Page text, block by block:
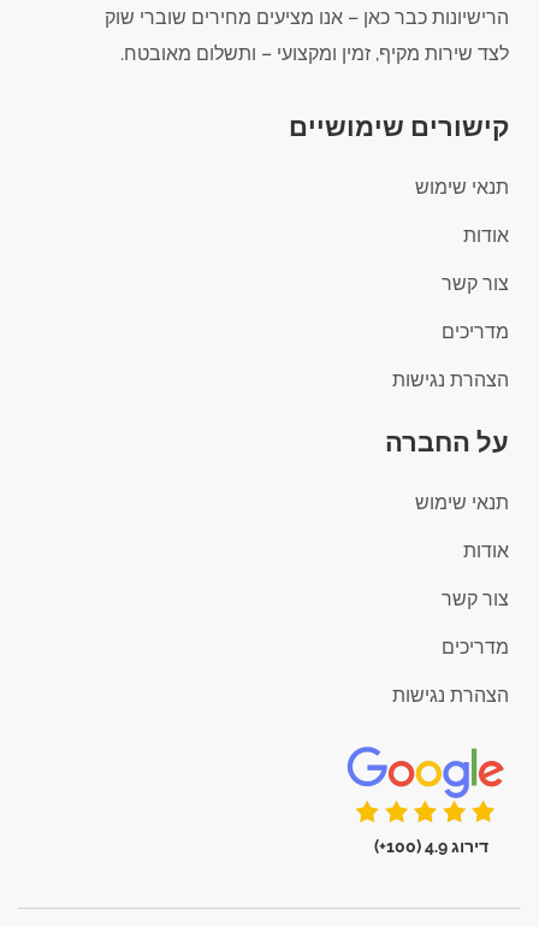
הרישיונות כבר כאן – אנו מציעים מחירים שוברי שוק
לצד שירות מקיף, זמין ומקצועי – ותשלום מאובטח.
קישורים שימושיים
תנאי שימוש
אודות
צור קשר
מדריכים
הצהרת נגישות
על החברה
תנאי שימוש
אודות
צור קשר
מדריכים
הצהרת נגישות
דירוג 4.9 (100+)